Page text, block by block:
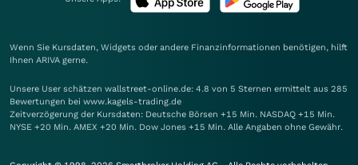
Wenn Sie Kursdaten, Widgets oder andere Finanzinformationen benötigen, hilft
Ihnen ARIVA gerne.
Unsere User schätzen wallstreet-online.de: 4.8 von 5 Sternen ermittelt aus 285
Bewertungen bei www.kagels-trading.de
Zeitverzögerung der Kursdaten: Deutsche Börsen +15 Min. NASDAQ +15 Min.
NYSE +20 Min. AMEX +20 Min. Dow Jones +15 Min. Alle Angaben ohne Gewähr.